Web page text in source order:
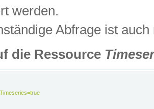
werden.
Abfrage ist auch
die Ressource